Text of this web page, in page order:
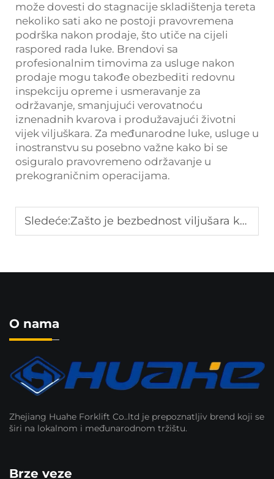
može dovesti do stagnacije skladištenja tereta
nekoliko sati ako ne postoji pravovremena
podrška nakon prodaje, što utiče na cijeli
raspored rada luke. Brendovi sa
profesionalnim timovima za usluge nakon
prodaje mogu takođe obezbediti redovnu
inspekciju opreme i usmeravanje za
održavanje, smanjujući verovatnoću
iznenadnih kvarova i produžavajući životni
vijek viljuškara. Za međunarodne luke, usluge u
inostranstvu su posebno važne kako bi se
osiguralo pravovremeno održavanje u
prekograničnim operacijama.
Sledeće:Zašto je bezbednost viljušara ključna za rad u lukama?
O nama
Zhejiang Huahe Forklift Co..ltd je prepoznatljiv brend koji se
širi na lokalnom i međunarodnom tržištu.
Brze veze